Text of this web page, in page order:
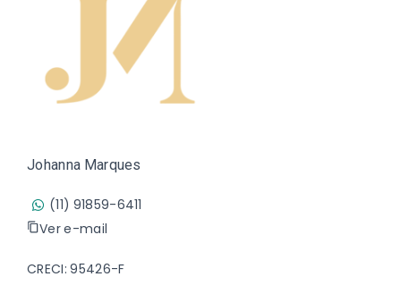
Johanna Marques
(11) 91859-6411
Ver e-mail
CRECI: 95426-F